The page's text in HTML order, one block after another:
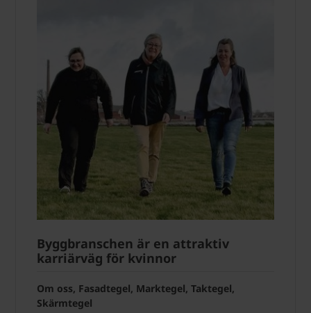
Byggbranschen är en attraktiv
karriärväg för kvinnor
Om oss, Fasadtegel, Marktegel, Taktegel,
Skärmtegel